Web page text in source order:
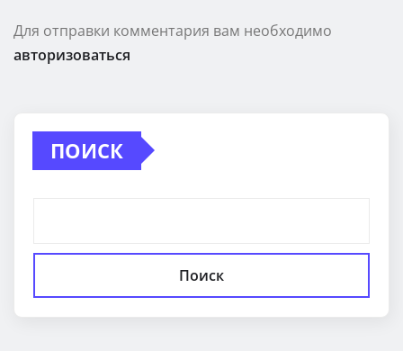
Для отправки комментария вам необходимо
авторизоваться
ПОИСК
Поиск